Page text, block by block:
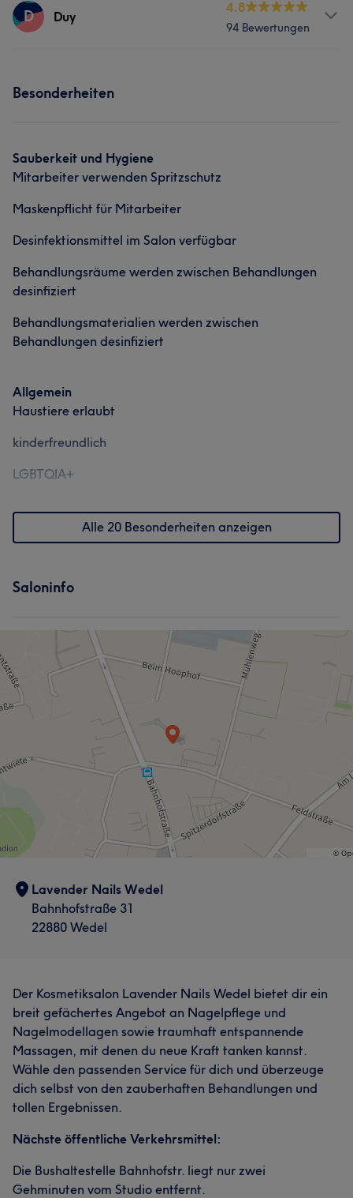
Services
Was unsere Kunden über Trang sagen
Freundlich 5
D Duy
4.8
94 Bewertungen
Besonderheiten
Sauberkeit und Hygiene
Mitarbeiter verwenden Spritzschutz
Maskenpflicht für Mitarbeiter
Desinfektionsmittel im Salon verfügbar
Behandlungsräume werden zwischen Behandlungen
desinfiziert
Behandlungsmaterialien werden zwischen
Behandlungen desinfiziert
Allgemein
Haustiere erlaubt
kinderfreundlich
LGBTQIA+
Alle 20 Besonderheiten anzeigen
Saloninfo
Lavender Nails Wedel
Bahnhofstraße 31
22880 Wedel
Der Kosmetiksalon Lavender Nails Wedel bietet dir ein
breit gefächertes Angebot an Nagelpflege und
Nagelmodellagen sowie traumhaft entspannende
Massagen, mit denen du neue Kraft tanken kannst.
Wähle den passenden Service für dich und überzeuge
dich selbst von den zauberhaften Behandlungen und
tollen Ergebnissen.
Nächste öffentliche Verkehrsmittel:
Die Bushaltestelle Bahnhofstr. liegt nur zwei
Gehminuten vom Studio entfernt.